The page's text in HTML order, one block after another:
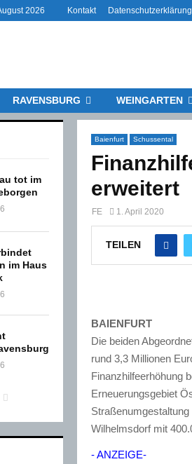
2026 Kontakt Datenschutzerklärung
RAVENSBURG WEINGARTEN
Baienfurt Schussental
erweitert
FE 1. April 2020
TEILEN
BAIENFURT
Die beiden
rund 3,3 Millionen
Finanzhilfeerhöhung
Erneuerungsgebiet
Wilhelmsdorf mit
- ANZEIGE-
tot im
im Haus